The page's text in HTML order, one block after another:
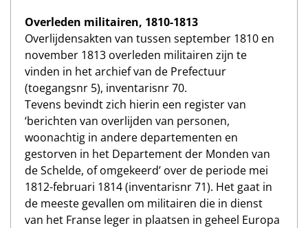
Overleden militairen, 1810-1813
Overlijdensakten van tussen september 1810 en
november 1813 overleden militairen zijn te
vinden in het archief van de Prefectuur
(toegangsnr 5), inventarisnr 70.
Tevens bevindt zich hierin een register van
‘berichten van overlijden van personen,
woonachtig in andere departementen en
gestorven in het Departement der Monden van
de Schelde, of omgekeerd’ over de periode mei
1812-februari 1814 (inventarisnr 71). Het gaat in
de meeste gevallen om militairen die in dienst
van het Franse leger in plaatsen in geheel Europa